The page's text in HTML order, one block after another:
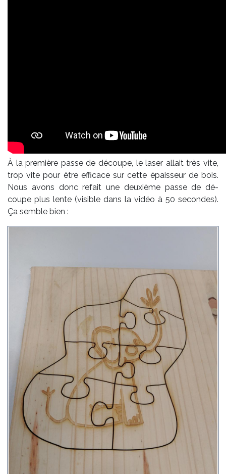
À la pre­mière passe de dé­cou­pe, le la­ser al­lait très vi­te,
trop vite pour être ef­fi­cace sur cette épais­seur de bois.
Nous avons donc re­fait une deuxième passe de dé­
coupe plus lente (vi­sible dans la vi­déo à 50 se­­con­­des).
Ça semble bien :